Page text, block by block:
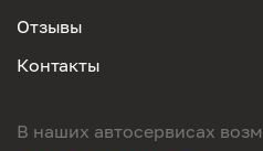
Отзывы
Контакты
В наших автосервисах